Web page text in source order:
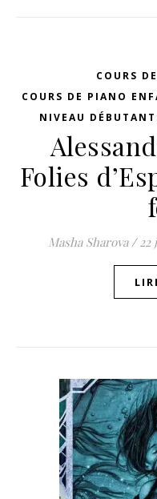
COURS
COURS DE PIANO
NIVEAU
Folies
Masha Sharova / 22